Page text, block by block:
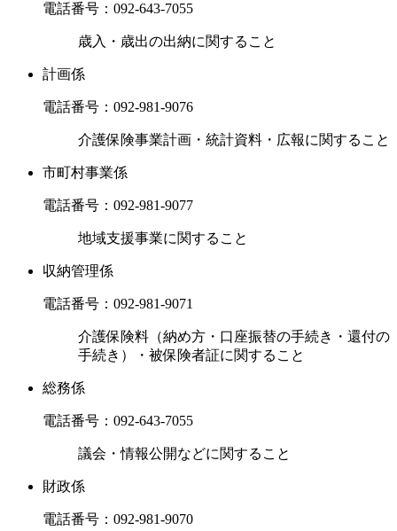
電話番号： 092-643-7055
歳入・歳出の出納に関すること
計画係
電話番号： 092-981-9076
介護保険事業計画・統計資料・広報に関すること
市町村事業係
電話番号： 092-981-9077
地域支援事業に関すること
収納管理係
電話番号： 092-981-9071
介護保険料（納め方・口座振替の手続き・還付の
手続き）・被保険者証に関すること
総務係
電話番号： 092-643-7055
議会・情報公開などに関すること
財政係
電話番号： 092-981-9070